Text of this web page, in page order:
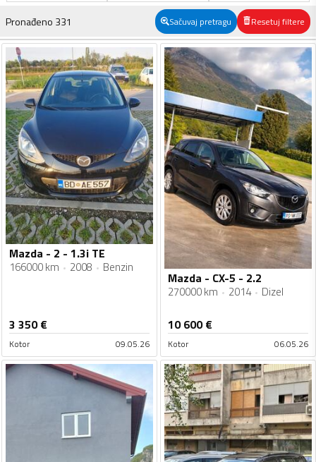
Pronađeno 331 Sačuvaj pretragu Resetuj filtere
Mazda - 2 - 1.3i TE
166000 km 2008 Benzin
3 350€
Kotor 09.05.26
Mazda - CX-5 - 2.2
270000 km 2014 Dizel
10 600€
Kotor 06.05.26